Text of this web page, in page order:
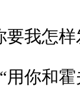
我怎样
你和